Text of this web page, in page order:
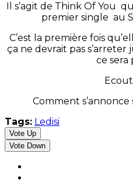
Il s’agit de Think Of You
premier single au
C’est la première fois
ça ne devrait pas s’arreter
ce sera
Comment
Tags: Ledisi
Vote Up
Vote Down